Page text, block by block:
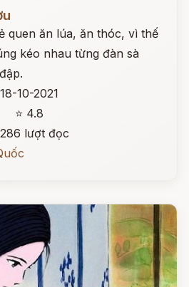
quen ăn lúa, ăn thóc, vì thế
kéo nhau từng đàn sà
18-10-2021
⭐ 4.8
lượt đọc